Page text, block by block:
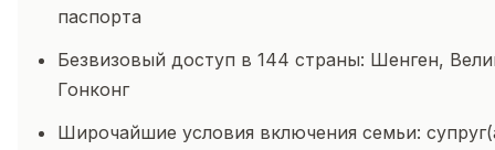
паспорта
Безвизовый доступ в 144 страны: Шенген,
Гонконг
Широчайшие условия включения семьи: